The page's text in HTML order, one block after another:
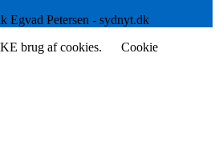
Egvad Petersen - sydnyt.dk
brug af cookies.
Cookie